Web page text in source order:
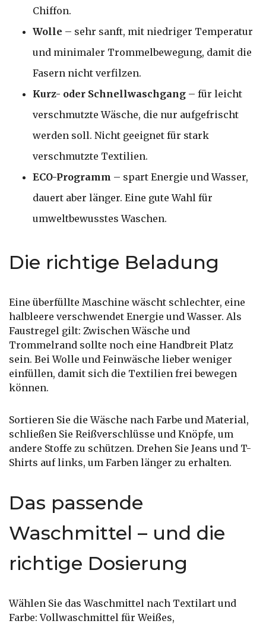
Chiffon.
Wolle – sehr sanft, mit niedriger Temperatur
und minimaler Trommelbewegung, damit die
Fasern nicht verfilzen.
Kurz- oder Schnellwaschgang – für leicht
verschmutzte Wäsche, die nur aufgefrischt
werden soll. Nicht geeignet für stark
verschmutzte Textilien.
ECO-Programm – spart Energie und Wasser,
dauert aber länger. Eine gute Wahl für
umweltbewusstes Waschen.
Die richtige Beladung
Eine überfüllte Maschine wäscht schlechter, eine
halbleere verschwendet Energie und Wasser. Als
Faustregel gilt: Zwischen Wäsche und
Trommelrand sollte noch eine Handbreit Platz
sein. Bei Wolle und Feinwäsche lieber weniger
einfüllen, damit sich die Textilien frei bewegen
können.
Sortieren Sie die Wäsche nach Farbe und Material,
schließen Sie Reißverschlüsse und Knöpfe, um
andere Stoffe zu schützen. Drehen Sie Jeans und T-
Shirts auf links, um Farben länger zu erhalten.
Das passende
Waschmittel – und die
richtige Dosierung
Wählen Sie das Waschmittel nach Textilart und
Farbe: Vollwaschmittel für Weißes,